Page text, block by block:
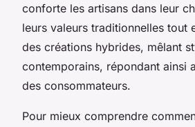
conforte les artisans dans leur
leurs valeurs traditionnelles tout
des créations hybrides, mêlant
contemporains, répondant ainsi
des consommateurs.
Pour mieux comprendre